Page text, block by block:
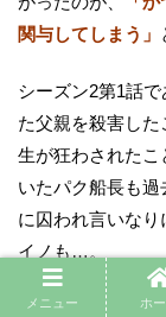
関与してしまう」
シーズン2第1話
た父親を殺害し
生が狂わされたこ
いたパク船長も
に囚われ言いなり
イノも…。
つまり、 このゲ
メニュー ホ